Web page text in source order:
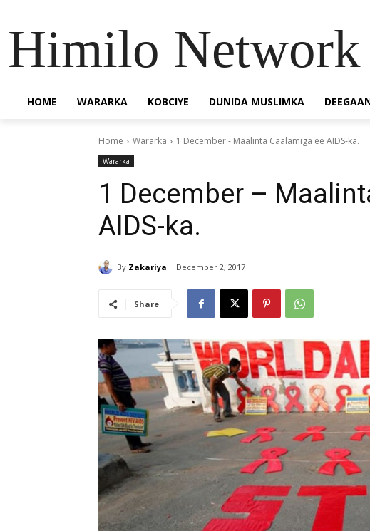
Himilo Network
HOME WARARKA KOBCIYE DUNIDA MUSLIMKA
Home Wararka 1 December - Maalinta Caalamiga ee AIDS-ka.
Wararka
1 December –
AIDS-ka.
By Zakariya December 2, 2017
Share